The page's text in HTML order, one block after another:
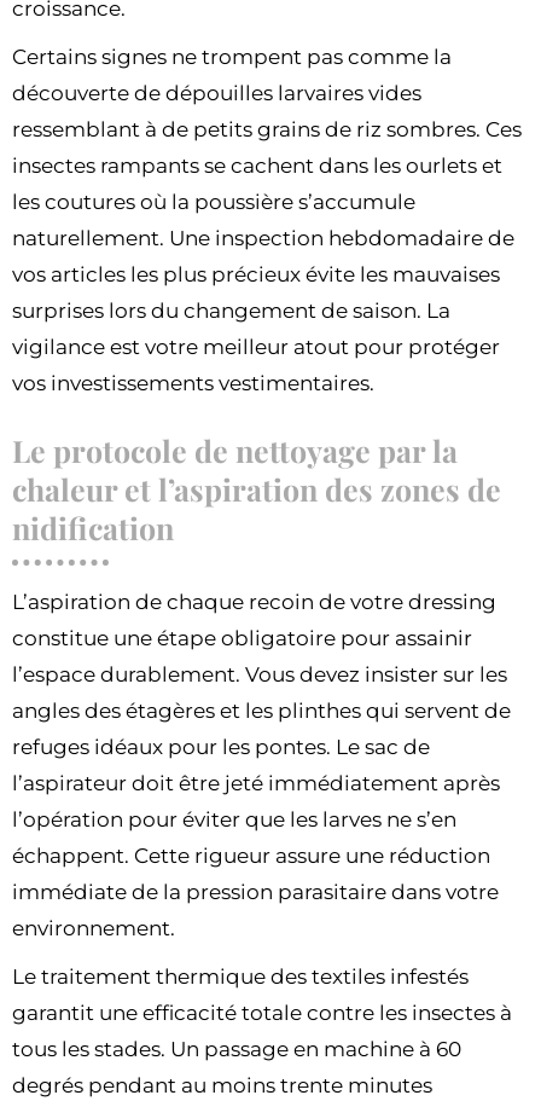
croissance.
Certains signes ne trompent pas comme la
découverte de dépouilles larvaires vides
ressemblant à de petits grains de riz sombres. Ces
insectes rampants se cachent dans les ourlets et
les coutures où la poussière s’accumule
naturellement. Une inspection hebdomadaire de
vos articles les plus précieux évite les mauvaises
surprises lors du changement de saison. La
vigilance est votre meilleur atout pour protéger
vos investissements vestimentaires.
Le protocole de nettoyage par la
chaleur et l’aspiration des zones de
nidification
L’aspiration de chaque recoin de votre dressing
constitue une étape obligatoire pour assainir
l’espace durablement. Vous devez insister sur les
angles des étagères et les plinthes qui servent de
refuges idéaux pour les pontes. Le sac de
l’aspirateur doit être jeté immédiatement après
l’opération pour éviter que les larves ne s’en
échappent. Cette rigueur assure une réduction
immédiate de la pression parasitaire dans votre
environnement.
Le traitement thermique des textiles infestés
garantit une efficacité totale contre les insectes à
tous les stades. Un passage en machine à 60
degrés pendant au moins trente minutes